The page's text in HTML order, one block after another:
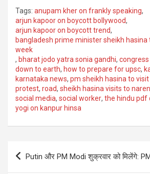
Tags: anupam kher on frankly speaking,
arjun kapoor on boycott bollywood,
arjun kapoor on boycott trend,
bangladesh prime minister sheikh hasina
week
, bharat jodo yatra sonia gandhi,
down to earth, how to prepare for upsc,
karnataka news, pm sheikh hasina to visit
protest, road, sheikh hasina visits to
social media, social worker, the hindu pdf
yogi on kanpur hinsa
Post
Putin और PM Modi शुक्रवार को मिलेंगे: